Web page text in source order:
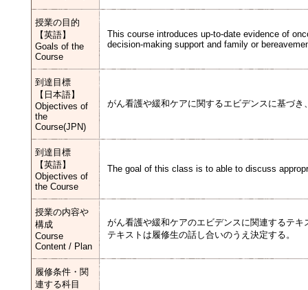
授業の目的
【英語】
Goals of the
Course
This course introduces up-to-date evidence of
decision-making support and family or
到達目標
【日本語】
Objectives of
the
Course(JPN)
がん看護や緩和ケアに関するエビデンスに基づ
到達目標
【英語】
Objectives of
the Course
The goal of this class is to able to discuss
授業の内容や
構成
Course
Content / Plan
がん看護や緩和ケアのエビデンスに関連するテ
テキストは履修生の話し合いのうえ決定する。
履修条件・関
連する科目